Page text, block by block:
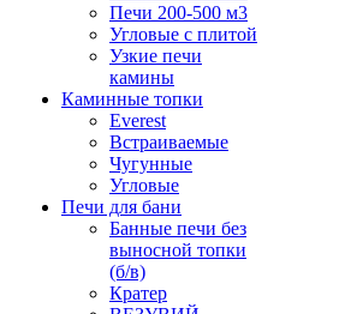
Печи 200-500 м3
Угловые с плитой
Узкие печи
камины
Каминные топки
Everest
Встраиваемые
Чугунные
Угловые
Печи для бани
Банные печи без
выносной топки
(б/в)
Кратер